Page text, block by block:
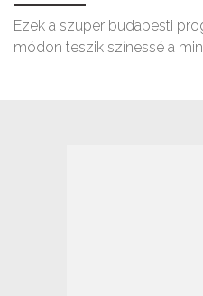
Ezek a szuper budapesti
módon teszik színessé a